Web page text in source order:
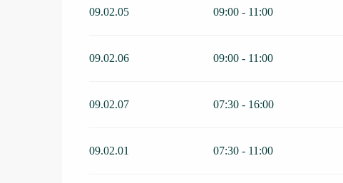
09.02.05 09:00 - 11:00
09.02.06 09:00 - 11:00
09.02.07 07:30 - 16:00
09.02.01 07:30 - 11:00